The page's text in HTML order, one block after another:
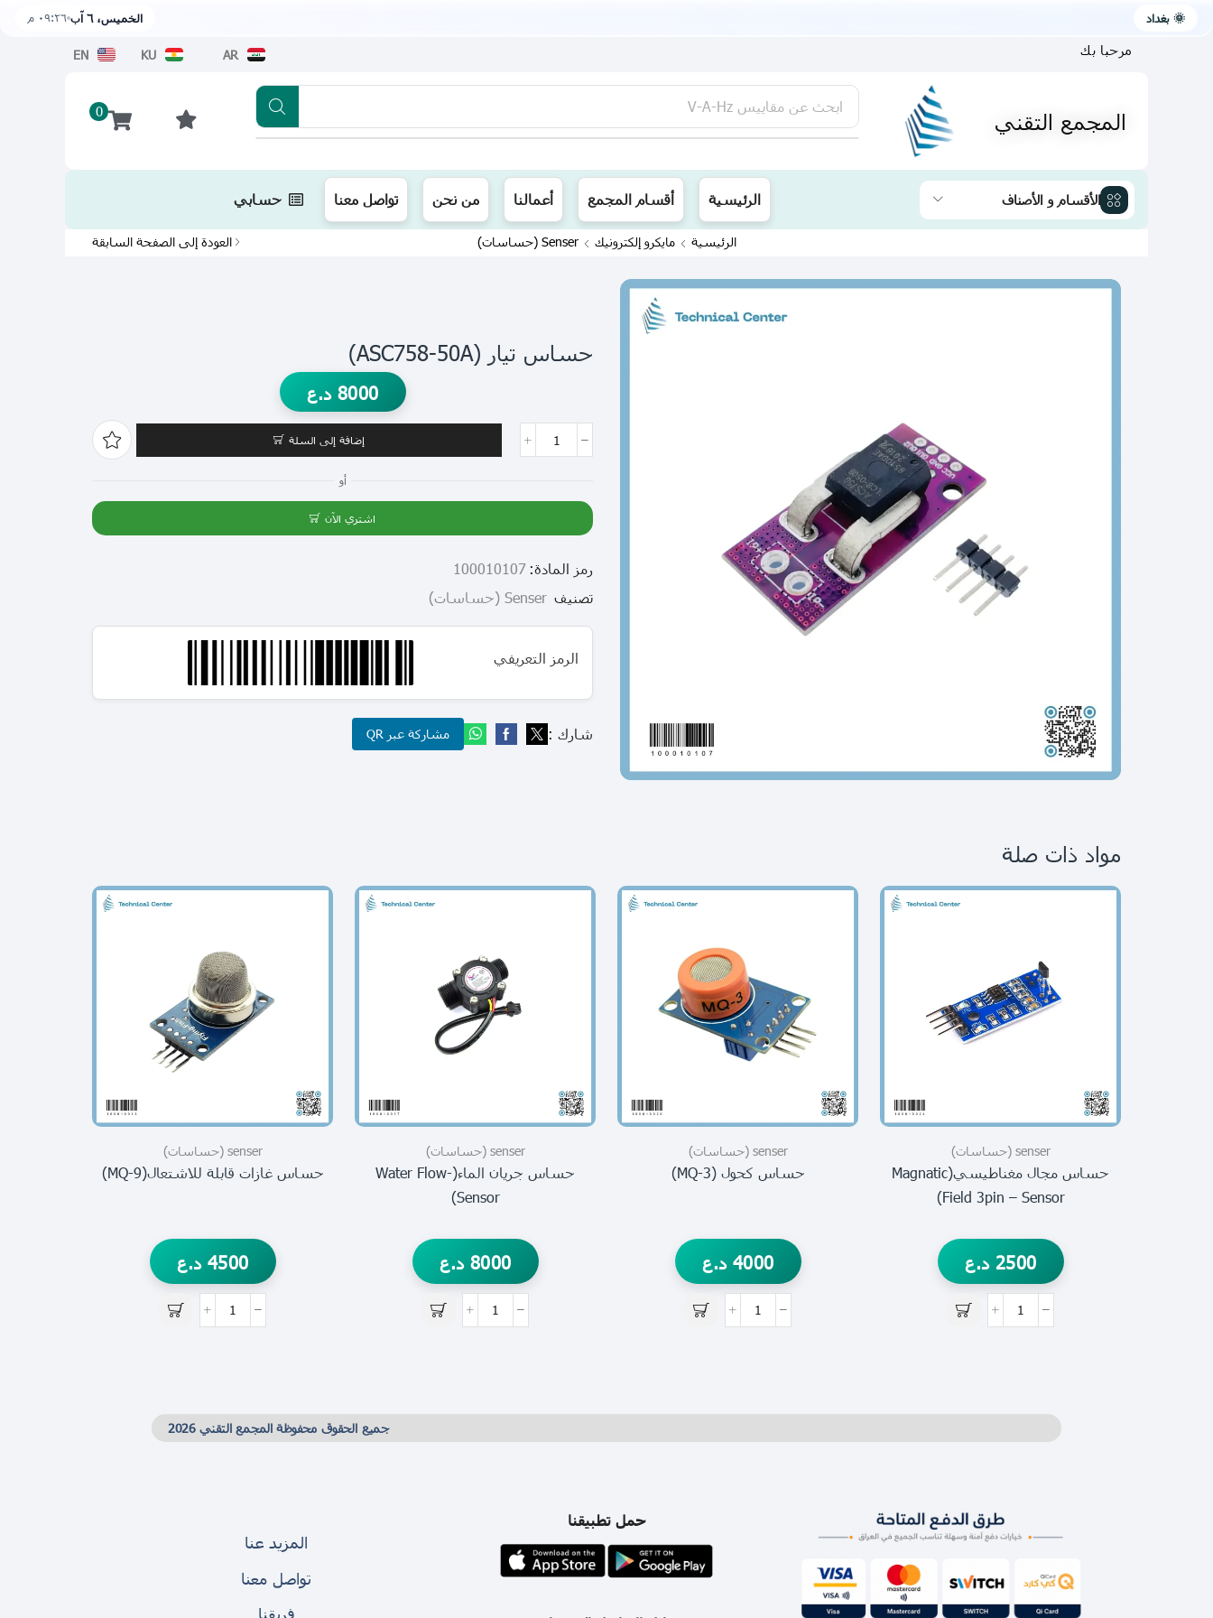
🌞 بغداد الخميس، ٦ آب ٠٩:٢٦ م
AR
KU
EN مرحبا بك
المجمع التقني 0 ابحث عن مقاييس V-A-Hz
يتوفر لدينا توصيل الى جميع محافظات العراق تطبيقنا متوفر الآن على متجر أبل اضغط
الأقسام و الأصناف الرئيسية أقسام المجمع أعمالنا من نحن تواصل معنا حسابي
الرئيسية مايكرو إلكترونيك Senser (حساسات) العودة إلى الصفحة السابقة
حساس تيار (ASC758-50A)
8000 د.ع
إضافة إلى السلة
أو
اشتري الآن
رمز المادة: 100010107
تصنيف Senser (حساسات)
الرمز التعريفي
شارك : مشاركة عبر QR
مواد ذات صلة
senser (حساسات)
حساس مجال مغناطيسي(magnatic
Field 3pin – Sensor)
2500 د.ع
senser (حساسات)
حساس كحول (MQ-3)
4000 د.ع
senser (حساسات)
حساس جريان الماء(water Flow-
Sensor)
8000 د.ع
senser (حساسات)
حساس غازات قابلة للاشتعال(MQ-9)
4500 د.ع
جميع الحقوق محفوظة المجمع التقني 2026
حمل تطبيقنا
المزيد عنا
تواصل معنا
فريقنا